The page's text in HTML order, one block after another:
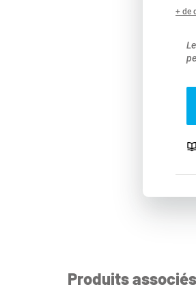
+ de
Produits associés